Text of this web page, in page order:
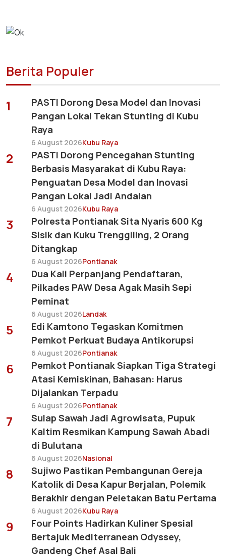
Berita Populer
1
PASTI Dorong Desa Model dan Inovasi
Pangan Lokal Tekan Stunting di Kubu
Raya
6 August 2026Kubu Raya
2
PASTI Dorong Pencegahan Stunting
Berbasis Masyarakat di Kubu Raya:
Penguatan Desa Model dan Inovasi
Pangan Lokal Jadi Andalan
6 August 2026Kubu Raya
3
Polresta Pontianak Sita Nyaris 600 Kg
Sisik dan Kuku Trenggiling, 2 Orang
Ditangkap
6 August 2026Pontianak
4
Dua Kali Perpanjang Pendaftaran,
Pilkades PAW Desa Agak Masih Sepi
Peminat
6 August 2026Landak
5
Edi Kamtono Tegaskan Komitmen
Pemkot Perkuat Budaya Antikorupsi
6 August 2026Pontianak
6
Pemkot Pontianak Siapkan Tiga Strategi
Atasi Kemiskinan, Bahasan: Harus
Dijalankan Terpadu
6 August 2026Pontianak
7
Sulap Sawah Jadi Agrowisata, Pupuk
Kaltim Resmikan Kampung Sawah Abadi
di Bulutana
6 August 2026Nasional
8
Sujiwo Pastikan Pembangunan Gereja
Katolik di Desa Kapur Berjalan, Polemik
Berakhir dengan Peletakan Batu Pertama
6 August 2026Kubu Raya
9
Four Points Hadirkan Kuliner Spesial
Bertajuk Mediterranean Odyssey,
Gandeng Chef Asal Bali